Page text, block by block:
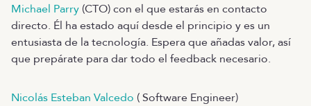
Michael Parry (CTO) con el que estarás en contacto
directo. Él ha estado aquí desde el principio y es un
entusiasta de la tecnología. Espera que añadas valor, así
que prepárate para dar todo el feedback necesario.
Nicolás Esteban Valcedo ( Software Engineer)